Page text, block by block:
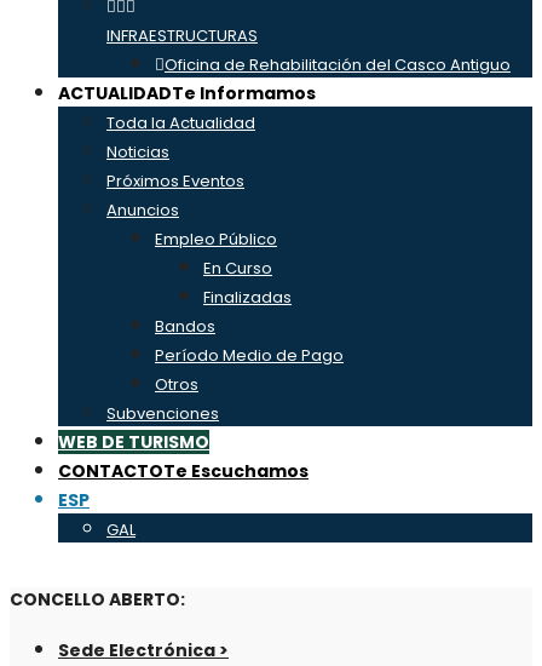
INFRAESTRUCTURAS
Oficina de Rehabilitación del Casco Antiguo
ACTUALIDADTe Informamos
Toda la Actualidad
Noticias
Próximos Eventos
Anuncios
Empleo Público
En Curso
Finalizadas
Bandos
Período Medio de Pago
Otros
Subvenciones
WEB DE TURISMO
CONTACTOTe Escuchamos
ESP
GAL
CONCELLO ABERTO:
Sede Electrónica >